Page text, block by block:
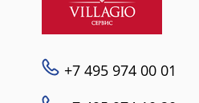
+7 495 974 00 01